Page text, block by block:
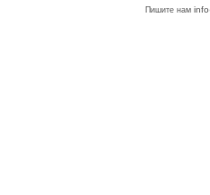
Пишите нам